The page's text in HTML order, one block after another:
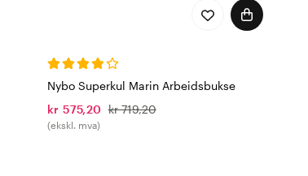
Nybo Superkul Marin Arbeidsbukse
kr 575,20 kr 719,20
(ekskl. mva)